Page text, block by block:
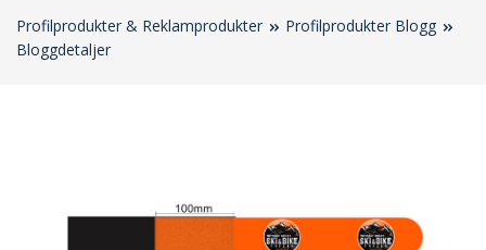
Profilprodukter & Reklamprodukter
Profilprodukter Blogg
Bloggdetaljer